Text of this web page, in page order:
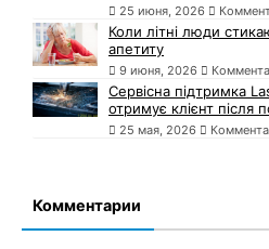
25 июня, 2026
Коли літні люди
апетиту
9 июня, 2026
Сервісна підтримка
отримує клієнт після
25 мая, 2026
Комментарии